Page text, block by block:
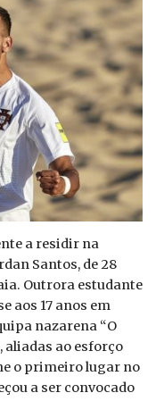
a residir na
Santos, de 28
Outrora estudante
aos 17 anos em
nazarena “O
aliadas ao esforço
o primeiro lugar no
a ser convocado